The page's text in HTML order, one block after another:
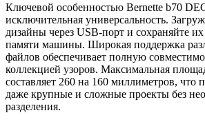
Ключевой особенностью Bernette b70
исключительная универсальность.
дизайны через USB-порт и сохраняйте
памяти машины. Широкая поддержка
файлов обеспечивает полную
коллекцией узоров. Максимальная
составляет 260 на 160 миллиметров, что
даже крупные и сложные проекты без
разделения.